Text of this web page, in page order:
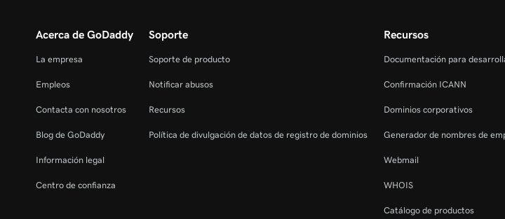
Acerca de GoDaddy
La empresa
Empleos
Contacta con nosotros
Blog de GoDaddy
Información legal
Centro de confianza
Soporte
Soporte de producto
Notificar abusos
Recursos
Política de divulgación de datos de registro de dominios
Recursos
Documentación para
Confirmación ICANN
Dominios corporativos
Generador de nombres de
Webmail
WHOIS
Catálogo de productos